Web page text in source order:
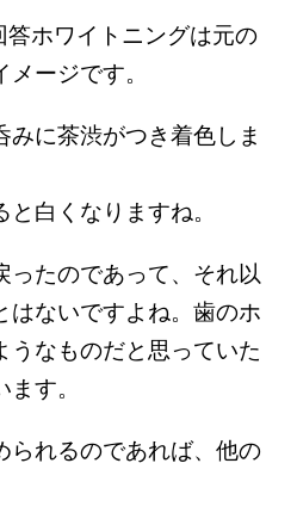
ホワイトニングは元の
ージです。
みに茶渋がつき着色しま
白くなりますね。
ったのであって、それ以
はないですよね。歯のホ
うなものだと思っていた
す。
られるのであれば、他の